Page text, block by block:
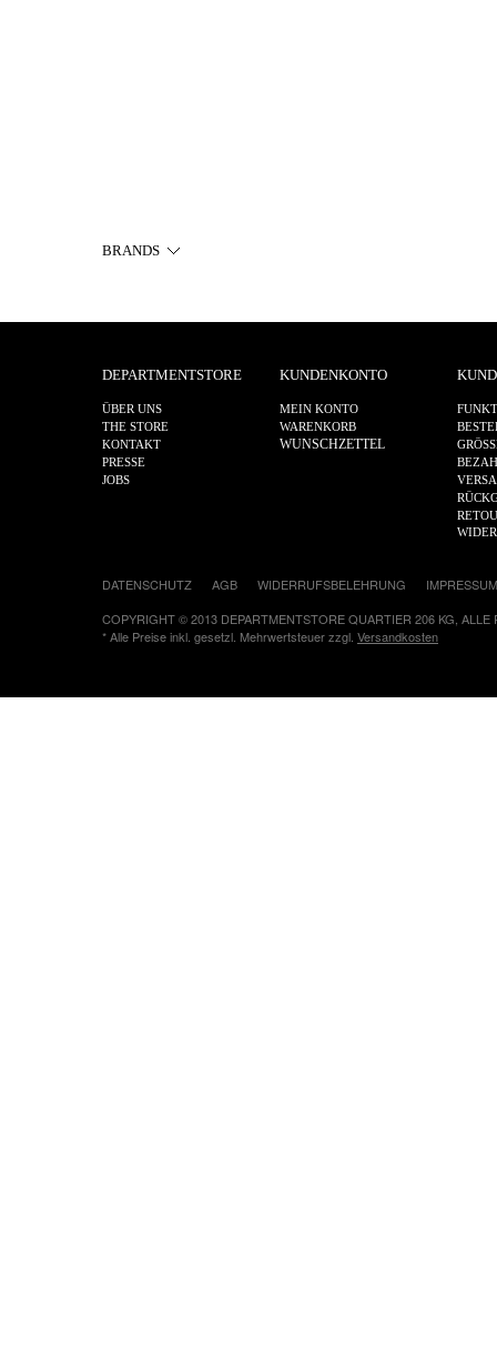
BRANDS
DEPARTMENTSTORE
ÜBER UNS
THE STORE
KONTAKT
PRESSE
JOBS
KUNDENKONTO
MEIN KONTO
WARENKORB
WUNSCHZETTEL
DATENSCHUTZ AGB WIDERRUFSBELEHRUNG
IMPRESSUM
COPYRIGHT © 2013 DEPARTMENTSTORE QUARTIER 206 KG, ALLE
* Alle Preise inkl. gesetzl. Mehrwertsteuer zzgl. Versandkosten